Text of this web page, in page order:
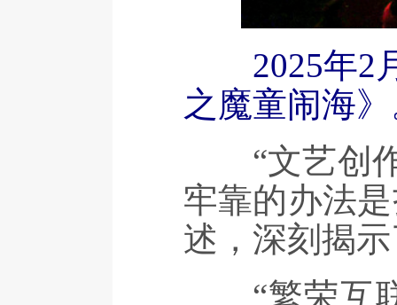
2025年2
之魔童闹海
“文艺创作
牢靠的办法
述，深刻揭
“繁荣互联